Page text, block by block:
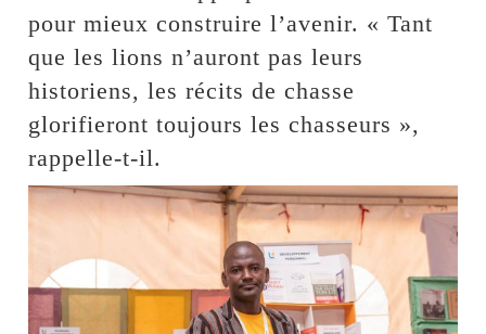
pour mieux construire l’avenir. « Tant
que les lions n’auront pas leurs
historiens, les récits de chasse
glorifieront toujours les chasseurs »,
rappelle-t-il.